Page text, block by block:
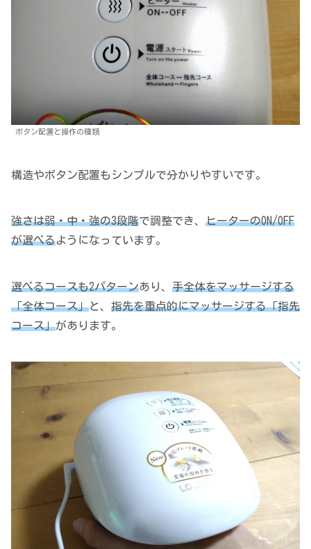
ボタン配置と操作の種類
構造やボタン配置もシンプルで分かりやすいです。
強さは弱・中・強の3段階で調整でき、 ヒーターのON/OFF
が選べるようになっています。
選べるコースも2パターンあり、 手全体をマッサージする
「全体コース」と、 指先を重点的にマッサージする「指先
コース」があります。